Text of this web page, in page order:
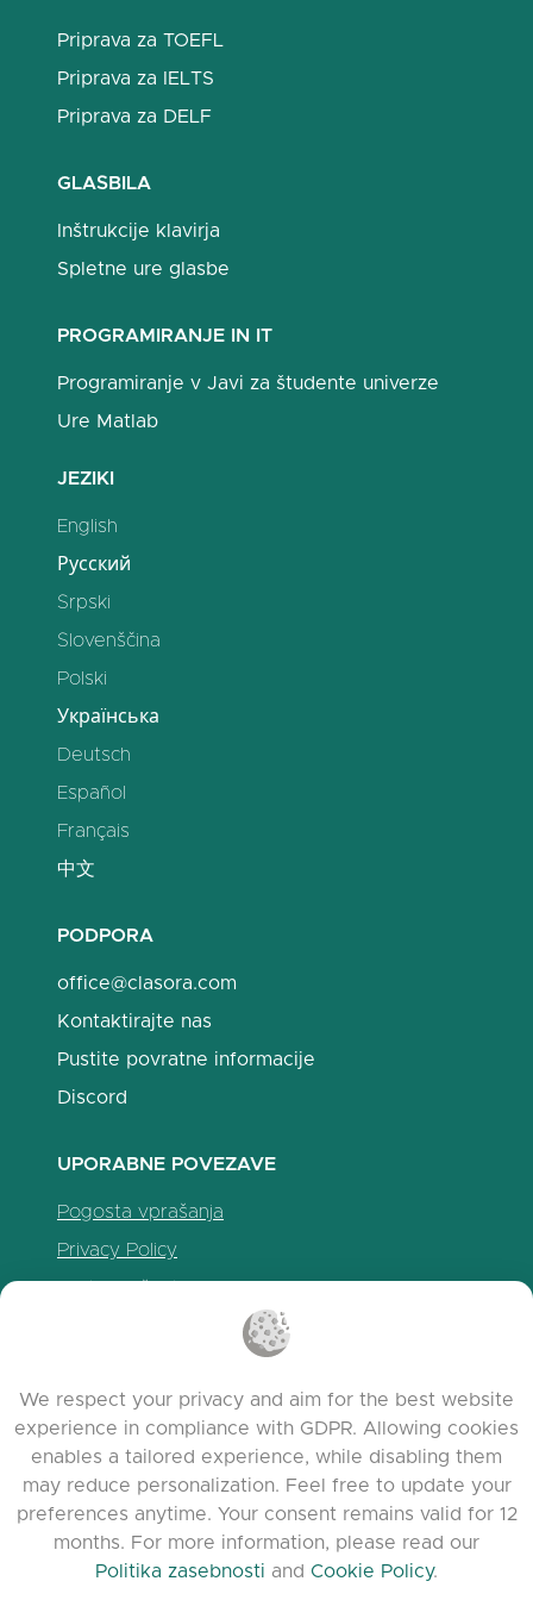
Priprava za TOEFL
Priprava za IELTS
Priprava za DELF
GLASBILA
Inštrukcije klavirja
Spletne ure glasbe
PROGRAMIRANJE IN IT
Programiranje v Javi za študente univerze
Ure Matlab
JEZIKI
English
Русский
Srpski
Slovenščina
Polski
Українська
Deutsch
Español
Français
中文
PODPORA
office@clasora.com
Kontaktirajte nas
Pustite povratne informacije
Discord
UPORABNE POVEZAVE
Pogosta vprašanja
Privacy Policy
We respect your privacy and aim for the best website
experience in compliance with GDPR. Allowing cookies
enables a tailored experience, while disabling them
may reduce personalization. Feel free to update your
preferences anytime. Your consent remains valid for 12
months. For more information, please read our
Politika zasebnosti and Cookie Policy.